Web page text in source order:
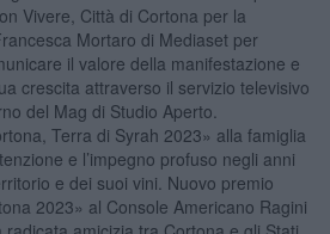
Vivere, Città di Cortona per la
Mortaro di Mediaset per
il valore della manifestazione e
crescita attraverso il servizio televisivo
del Mag di Studio Aperto.
Terra di Syrah 2023» alla famiglia
e l’impegno profuso negli anni
e dei suoi vini. Nuovo premio
2023» al Console Americano Ragini